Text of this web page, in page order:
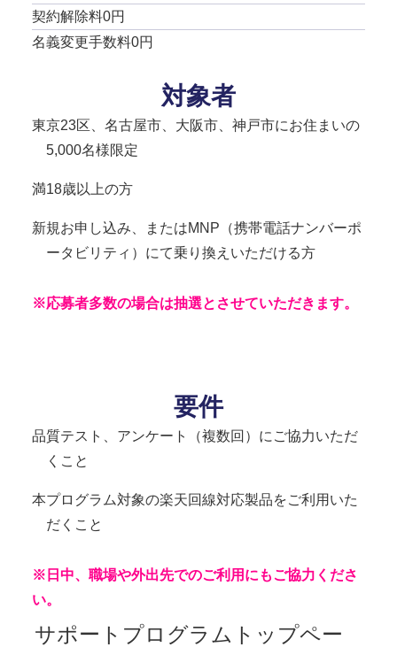
契約解除料0円
名義変更手数料0円
対象者
東京23区、名古屋市、大阪市、神戸市にお住まいの
5,000名様限定
満18歳以上の方
新規お申し込み、またはMNP（携帯電話ナンバーポ
ータビリティ）にて乗り換えいただける方
※応募者多数の場合は抽選とさせていただきます。
要件
品質テスト、アンケート（複数回）にご協力いただ
くこと
本プログラム対象の楽天回線対応製品をご利用いた
だくこと
※ 日中、職場や外出先でのご利用にもご協力くださ
い。
サポートプログラムトップペー